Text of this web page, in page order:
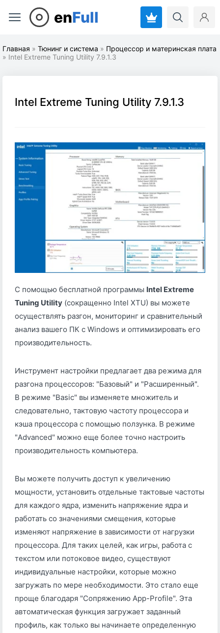
enFull
Главная » Тюнинг и система » Процессор и материнская плата
» Intel Extreme Tuning Utility 7.9.1.3
Intel Extreme Tuning Utility 7.9.1.3
С помощью бесплатной программы Intel Extreme
Tuning Utility (сокращенно Intel XTU) вы можете
осуществлять разгон, мониторинг и сравнительный
анализ вашего ПК с Windows и оптимизировать его
производительность.
Инструмент настройки предлагает два режима для
разгона процессоров: "Базовый" и "Расширенный".
В режиме "Basic" вы изменяете множитель и
следовательно, тактовую частоту процессора и
кэша процессора с помощью ползунка. В режиме
"Advanced" можно еще более точно настроить
производительность компьютера.
Вы можете получить доступ к увеличению
мощности, установить отдельные тактовые частоты
для каждого ядра, изменить напряжение ядра и
работать со значениями смещения, которые
изменяют напряжение в зависимости от нагрузки
процессора. Для таких целей, как игры, работа с
текстом или потоковое видео, существуют
индивидуальные настройки, которые можно
загружать по мере необходимости. Это стало еще
проще благодаря "Сопряжению App-Profile". Эта
автоматическая функция загружает заданный
профиль, как только вы начинаете определенную